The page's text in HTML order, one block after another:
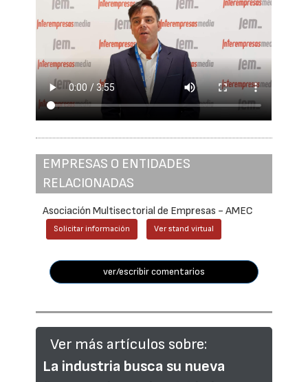
EMPRESAS O ENTIDADES
RELACIONADAS
Asociación Multisectorial de Empresas - AMEC
Solicitar información Ver stand virtual
ver/escribir comentarios
Ver más artículos sobre:
La industria busca su nueva